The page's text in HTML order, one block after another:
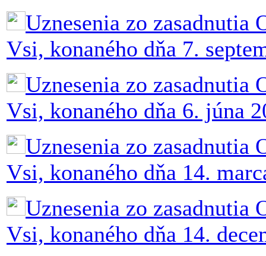
Uznesenia zo zasadnutia
Vsi, konaného dňa 7.
Uznesenia zo zasadnutia
Vsi, konaného dňa 6. júna
Uznesenia zo zasadnutia
Vsi, konaného dňa 14.
Uznesenia zo zasadnutia
Vsi, konaného dňa 14.